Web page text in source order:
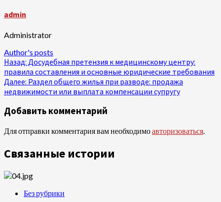
admin
Administrator
Author's posts
Продолжить
чтение
Назад: Досудебная претензия к медицинскому центру:
правила составления и основные юридические требования
Далее: Раздел общего жилья при разводе: продажа
недвижимости или выплата компенсации супругу
Добавить комментарий
Для отправки комментария вам необходимоавторизоваться.
Связанные истории
Без рубрики